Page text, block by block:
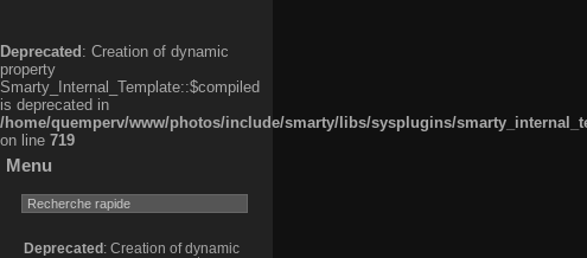
Deprecated : Creation of dynamic
property
Smarty_Internal_Template::$compiled
is deprecated in
/home/quemperv/www/photos/include/smarty/libs/sysplugins/
on line 719
Menu
Deprecated : Creation of dynamic